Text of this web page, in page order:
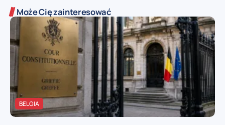
Może Cię zainteresować
BELGIA